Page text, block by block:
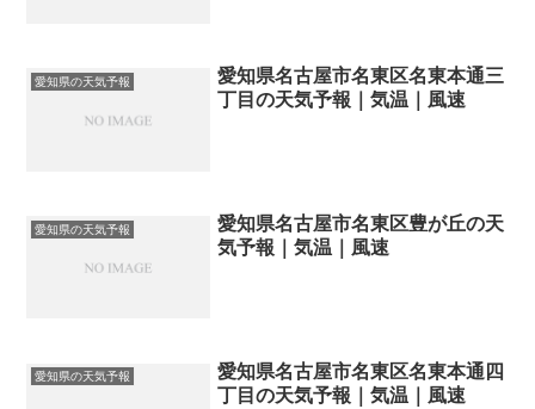
愛知県の天気予報
愛知県名古屋市名東区名東本通三
丁目の天気予報｜気温｜風速
愛知県の天気予報
愛知県名古屋市名東区豊が丘の天
気予報｜気温｜風速
愛知県の天気予報
愛知県名古屋市名東区名東本通四
丁目の天気予報｜気温｜風速